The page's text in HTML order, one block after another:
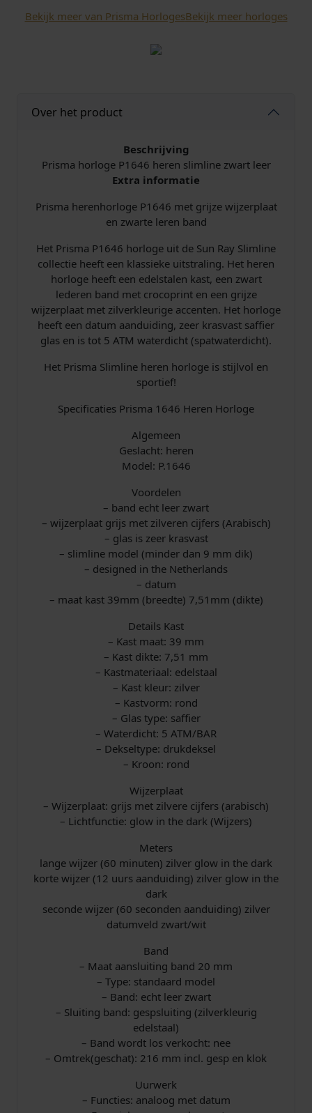
g
6
e
S
u
R
a
y
S
l
i
m
i
e
a
r
a
a
t
Bekijk meer van Prisma HorlogesBekijk meer horloges
Over het product
Beschrijving
Prisma horloge P1646 heren slimline zwart leer
Extra informatie
Prisma herenhorloge P1646 met grijze wijzerplaat
en zwarte leren band
Het Prisma P1646 horloge uit de Sun Ray Slimline
collectie heeft een klassieke uitstraling. Het heren
horloge heeft een edelstalen kast, een zwart
lederen band met crocoprint en een grijze
wijzerplaat met zilverkleurige accenten. Het horloge
heeft een datum aanduiding, zeer krasvast saffier
glas en is tot 5 ATM waterdicht (spatwaterdicht).
Het Prisma Slimline heren horloge is stijlvol en
sportief!
Specificaties Prisma 1646 Heren Horloge
Algemeen
Geslacht: heren
Model: P.1646
Voordelen
– band echt leer zwart
– wijzerplaat grijs met zilveren cijfers (Arabisch)
– glas is zeer krasvast
– slimline model (minder dan 9 mm dik)
– designed in the Netherlands
– datum
– maat kast 39mm (breedte) 7,51mm (dikte)
Details Kast
– Kast maat: 39 mm
– Kast dikte: 7,51 mm
– Kastmateriaal: edelstaal
– Kast kleur: zilver
– Kastvorm: rond
– Glas type: saffier
– Waterdicht: 5 ATM/BAR
– Dekseltype: drukdeksel
– Kroon: rond
Wijzerplaat
– Wijzerplaat: grijs met zilvere cijfers (arabisch)
– Lichtfunctie: glow in the dark (Wijzers)
Meters
lange wijzer (60 minuten) zilver glow in the dark
korte wijzer (12 uurs aanduiding) zilver glow in the
dark
seconde wijzer (60 seconden aanduiding) zilver
datumveld zwart/wit
Band
– Maat aansluiting band 20 mm
– Type: standaard model
– Band: echt leer zwart
– Sluiting band: gespsluiting (zilverkleurig
edelstaal)
– Band wordt los verkocht: nee
– Omtrek(geschat): 216 mm incl. gesp en klok
Uurwerk
– Functies: analoog met datum